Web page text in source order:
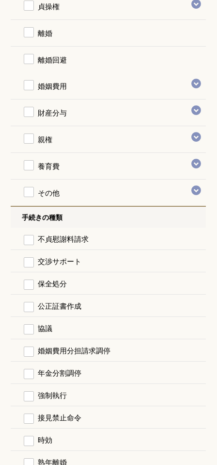
貞操権
離婚
離婚回避
婚姻費用
財産分与
親権
養育費
その他
手続きの種類
不貞慰謝料請求
交渉サポート
保全処分
公正証書作成
協議
婚姻費用分担請求調停
年金分割調停
強制執行
接見禁止命令
時効
熟年離婚